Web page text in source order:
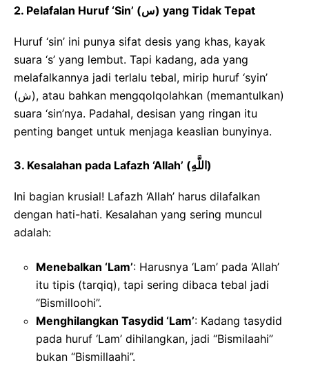
2. Pelafalan Huruf ‘Sin’ (س) yang Tidak Tepat
Huruf ‘sin’ ini punya sifat desis yang khas, kayak
suara ‘s’ yang lembut. Tapi kadang, ada yang
melafalkannya jadi terlalu tebal, mirip huruf ‘syin’
(ش), atau bahkan mengqolqolahkan (memantulkan)
suara ‘sin’nya. Padahal, desisan yang ringan itu
penting banget untuk menjaga keaslian bunyinya.
3. Kesalahan pada Lafazh ‘Allah’ (اللَّهِ)
Ini bagian krusial! Lafazh ‘Allah’ harus dilafalkan
dengan hati-hati. Kesalahan yang sering muncul
adalah:
Menebalkan ‘Lam’: Harusnya ‘Lam’ pada ‘Allah’
itu tipis (tarqiq), tapi sering dibaca tebal jadi
“Bismilloohi”.
Menghilangkan Tasydid ‘Lam’: Kadang tasydid
pada huruf ‘Lam’ dihilangkan, jadi “Bismilaahi”
bukan “Bismillaahi”.